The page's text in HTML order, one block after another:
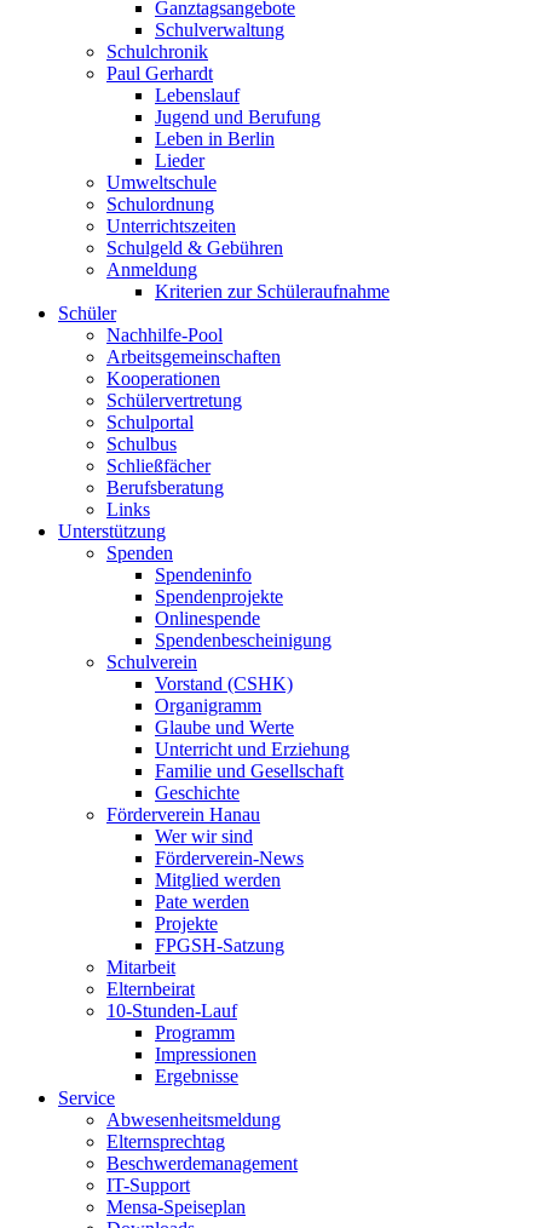
Ganztagsangebote
Schulverwaltung
Schulchronik
Paul Gerhardt
Lebenslauf
Jugend und Berufung
Leben in Berlin
Lieder
Umweltschule
Schulordnung
Unterrichtszeiten
Schulgeld & Gebühren
Anmeldung
Kriterien zur Schüleraufnahme
Schüler
Nachhilfe-Pool
Arbeitsgemeinschaften
Kooperationen
Schülervertretung
Schulportal
Schulbus
Schließfächer
Berufsberatung
Links
Unterstützung
Spenden
Spendeninfo
Spendenprojekte
Onlinespende
Spendenbescheinigung
Schulverein
Vorstand (CSHK)
Organigramm
Glaube und Werte
Unterricht und Erziehung
Familie und Gesellschaft
Geschichte
Förderverein Hanau
Wer wir sind
Förderverein-News
Mitglied werden
Pate werden
Projekte
FPGSH-Satzung
Mitarbeit
Elternbeirat
10-Stunden-Lauf
Programm
Impressionen
Ergebnisse
Service
Abwesenheitsmeldung
Elternsprechtag
Beschwerdemanagement
IT-Support
Mensa-Speiseplan